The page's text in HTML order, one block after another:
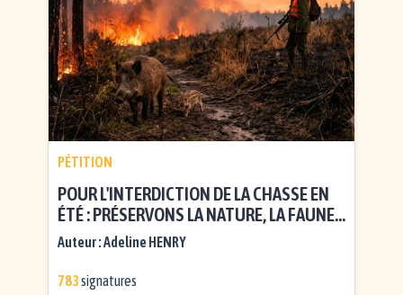
PÉTITION
POUR L'INTERDICTION DE LA CHASSE EN
ÉTÉ : PRÉSERVONS LA NATURE, LA FAUNE
ET LA SÉCURITÉ DE TOUS !
Auteur :Adeline HENRY
783signatures